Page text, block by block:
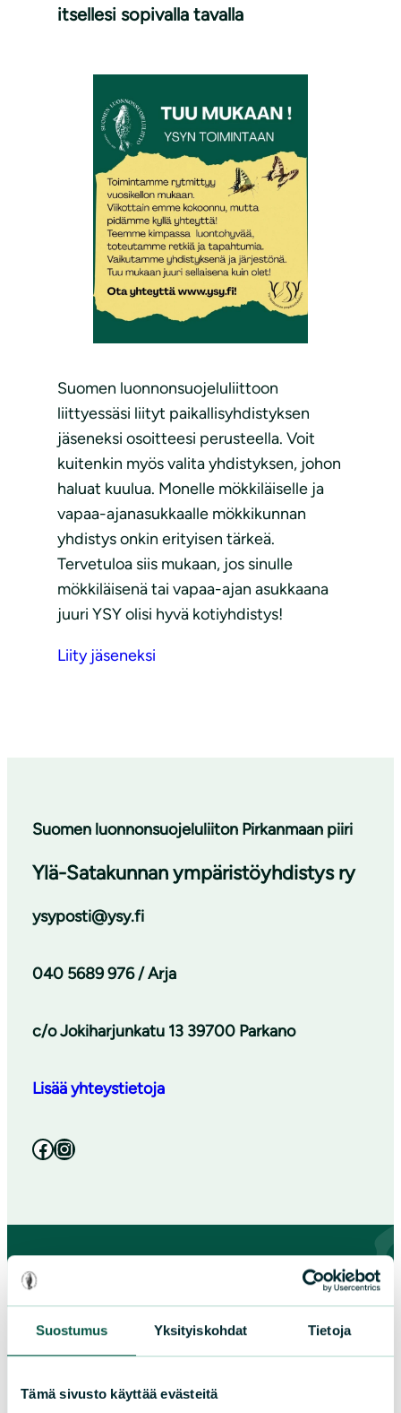
Suostumus Yksityiskohdat Tietoja
Tämä sivusto käyttää evästeitä
itsellesi sopivalla tavalla
Suomen luonnonsuojeluliittoon
liittyessäsi liityt paikallisyhdistyksen
jäseneksi osoitteesi perusteella. Voit
kuitenkin myös valita yhdistyksen, johon
haluat kuulua. Monelle mökkiläiselle ja
vapaa-ajanasukkaalle mökkikunnan
yhdistys onkin erityisen tärkeä.
Tervetuloa siis mukaan, jos sinulle
mökkiläisenä tai vapaa-ajan asukkaana
juuri YSY olisi hyvä kotiyhdistys!
Liity jäseneksi
Suomen luonnonsuojeluliiton Pirkanmaan piiri
Ylä-Satakunnan ympäristöyhdistys ry
ysyposti@ysy.fi
040 5689 976 / Arja
c/o Jokiharjunkatu 13 39700 Parkano
Lisää yhteystietoja
Facebook Instagram
Paikallistoiminta
Piirit ja yhdistykset